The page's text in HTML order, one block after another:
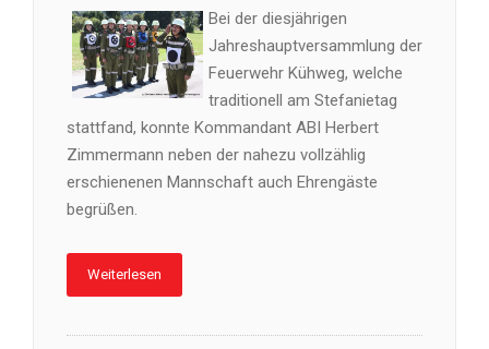
Bei der diesjährigen
Jahreshauptversammlung der
Feuerwehr Kühweg, welche
traditionell am Stefanietag
stattfand, konnte Kommandant ABI Herbert
Zimmermann neben der nahezu vollzählig
erschienenen Mannschaft auch Ehrengäste
begrüßen.
Weiterlesen